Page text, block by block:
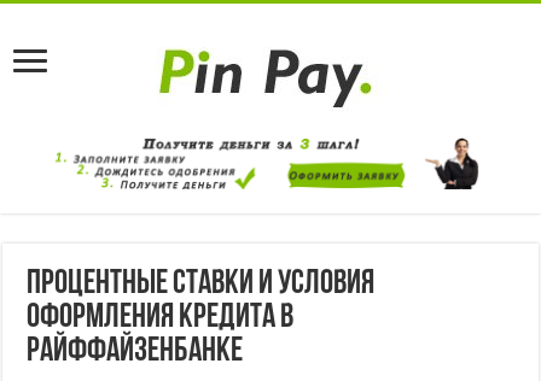
Процентные ставки и условия
оформления кредита в
Райффайзенбанке